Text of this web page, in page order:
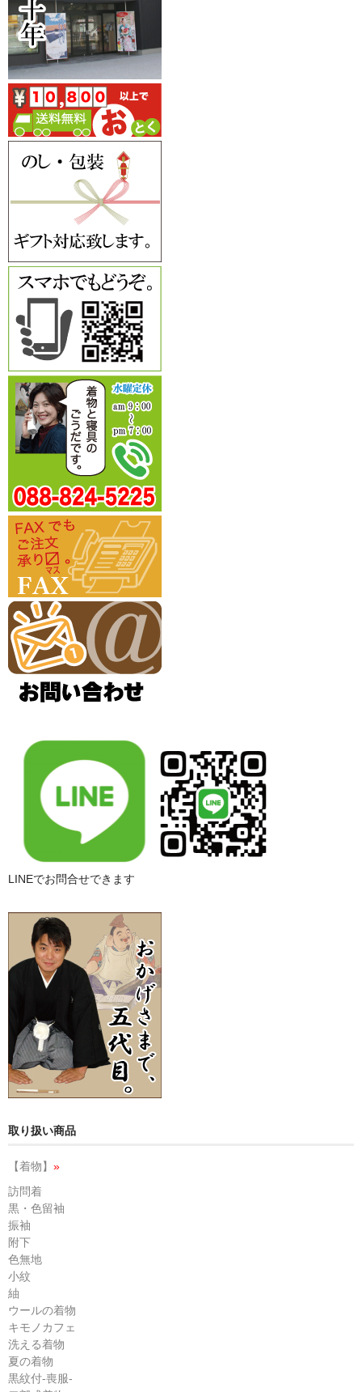
LINEでお問合せできます
取り扱い商品
【着物】 »
訪問着
黒・色留袖
振袖
附下
色無地
小紋
紬
ウールの着物
キモノカフェ
洗える着物
夏の着物
黒紋付-喪服-